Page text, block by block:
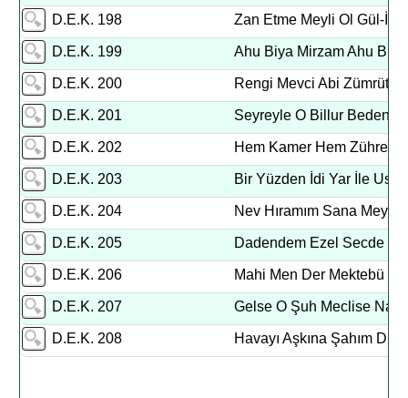
D.E.K. 198 Zan Etme Meyli Ol Gül-İ
D.E.K. 199 Ahu Biya Mirzam Ahu
D.E.K. 200 Rengi Mevci Abi Zümrüt
D.E.K. 201 Seyreyle O Billur Beden
D.E.K. 202 Hem Kamer Hem Zühre
D.E.K. 203 Bir Yüzden İdi Yar İle
D.E.K. 204 Nev Hıramım Sana
D.E.K. 205 Dadendem Ezel Secde
D.E.K. 206 Mahi Men Der Mektebü
D.E.K. 207 Gelse O Şuh Meclise
D.E.K. 208 Havayı Aşkına Şahım